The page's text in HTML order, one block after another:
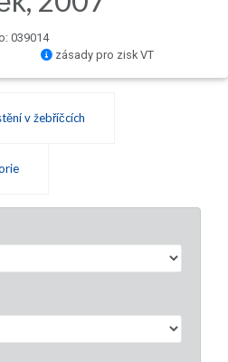
039014
zásady pro zisk VT
v žebříčcích